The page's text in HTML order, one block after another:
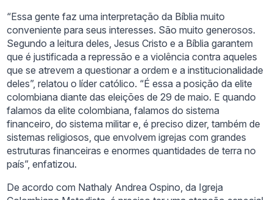
“Essa gente faz uma interpretação da Bíblia muito
conveniente para seus interesses. São muito generosos.
Segundo a leitura deles, Jesus Cristo e a Bíblia garantem
que é justificada a repressão e a violência contra aqueles
que se atrevem a questionar a ordem e a institucionalidade
deles”, relatou o líder católico. “É essa a posição da elite
colombiana diante das eleições de 29 de maio. E quando
falamos da elite colombiana, falamos do sistema
financeiro, do sistema militar e, é preciso dizer, também de
sistemas religiosos, que envolvem igrejas com grandes
estruturas financeiras e enormes quantidades de terra no
país”, enfatizou.
De acordo com Nathaly Andrea Ospino, da Igreja